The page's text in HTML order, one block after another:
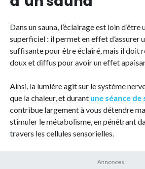
Dans un sauna, l’éclairage est loin d’être
superficiel : il permet en effet d’assurer
suffisante pour être éclairé, mais il doit
doux et diffus pour avoir un effet
Ainsi, la lumière agit sur le système
que la chaleur, et durant une séance de
contribue largement à vous détendre
stimuler le métabolisme, en pénétrant
travers les cellules sensorielles.